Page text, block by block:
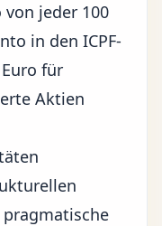
jeder 100
in den ICPF-
für
Aktien